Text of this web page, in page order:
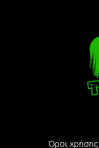
Όροι χρήσης